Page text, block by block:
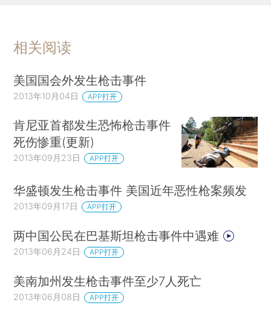
相关阅读
美国国会外发生枪击事件
2013年10月04日 APP打开
肯尼亚首都发生恐怖枪击事件
死伤惨重(更新)
2013年09月23日 APP打开
华盛顿发生枪击事件 美国近年恶性枪案频发
2013年09月17日 APP打开
两中国公民在巴基斯坦枪击事件中遇难
2013年06月24日 APP打开
美南加州发生枪击事件至少7人死亡
2013年06月08日 APP打开